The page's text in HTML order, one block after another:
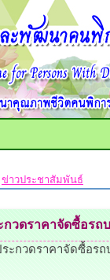
ข่าวประชาสัมพันธ์
กวดราคาจัดซื้อรถ
กวดราคาจัดซื้อรถ